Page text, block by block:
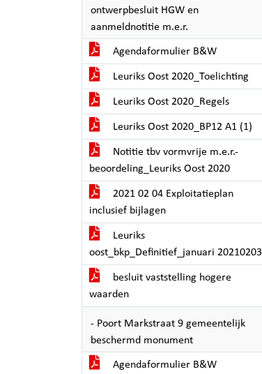
ontwerpbesluit HGW en
aanmeldnotitie m.e.r.
Agendaformulier B&W
Leuriks Oost 2020_Toelichting
Leuriks Oost 2020_Regels
Leuriks Oost 2020_BP12 A1 (1)
Notitie tbv vormvrije m.e.r.-
beoordeling_Leuriks Oost 2020
2021 02 04 Exploitatieplan
inclusief bijlagen
Leuriks
oost_bkp_Definitief_januari 20210203
besluit vaststelling hogere
waarden
- Poort Markstraat 9 gemeentelijk
beschermd monument
Agendaformulier B&W